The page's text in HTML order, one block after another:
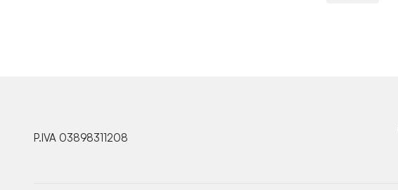
P.IVA 03898311208